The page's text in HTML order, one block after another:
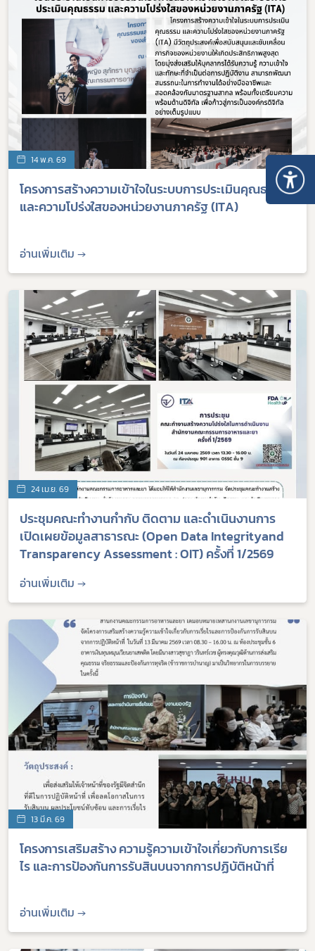
14 พ.ค. 69
โครงการสร้างความเข้าใจในระบบการประเมินคุณธรรม
และความโปร่งใสของหน่วยงานภาครัฐ (ITA)
อ่านเพิ่มเติม →
24 เม.ย. 69
ประชุมคณะทำงานกำกับ ติดตาม และดำเนินงานการ
เปิดเผยข้อมูลสาธารณะ (Open Data Integrityand
Transparency Assessment : OIT) ครั้งที่ 1/2569
อ่านเพิ่มเติม →
13 มี.ค. 69
โครงการเสริมสร้าง ความรู้ความเข้าใจเกี่ยวกับการเรีย
ไร และการป้องกันการรับสินบนจากการปฏิบัติหน้าที่
อ่านเพิ่มเติม →
Subscribe
เลือกหัวข้อที่ท่านต้องการ Subscribe